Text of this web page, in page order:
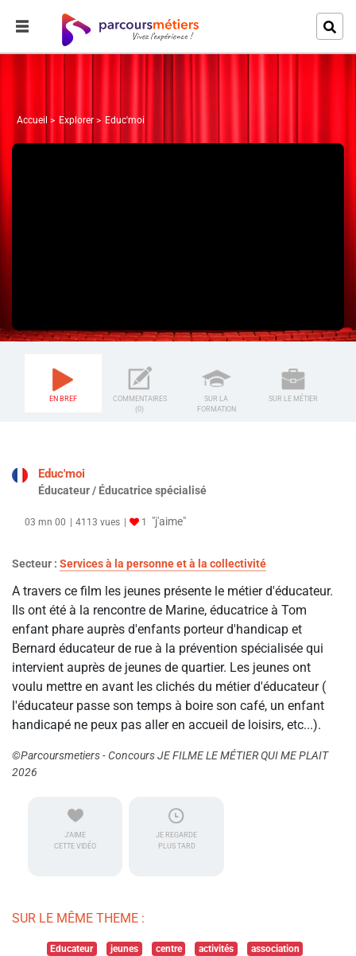
Accueil Explorer Educ'moi
EN BREF
COMMENTAIRES
(0)
SUR LA
FORMATION
SUR LE MÉTIER
Educ'moi
Éducateur / Éducatrice spécialisé
03 mn 00 4113 vues 1 "j'aime"
Secteur : Services à la personne et à la collectivité
A travers ce film les jeunes présente le métier d'éducateur.
Ils ont été à la rencontre de Marine, éducatrice à Tom
enfant phare auprès d'enfants porteur d'handicap et
Bernard éducateur de rue à la prévention spécialisée qui
intervient auprès de jeunes de quartier. Les jeunes ont
voulu mettre en avant les clichés du métier d'éducateur (
l'éducateur passe son temps à boire son café, un enfant
handicapé ne peux pas aller en accueil de loisirs, etc...).
©Parcoursmetiers - Concours JE FILME LE MÉTIER QUI ME PLAIT
2026
J'AIME
CETTE VIDÉO
JE REGARDE
PLUS TARD
SUR LE MÊME THEME :
Educateur jeunes centre activités
association